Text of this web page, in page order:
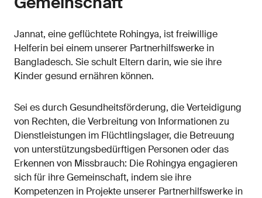
Jannat, eine geflüchtete Rohingya, ist freiwillige
Helferin bei einem unserer Partnerhilfswerke in
Bangladesch. Sie schult Eltern darin, wie sie ihre
Kinder gesund ernähren können.
Sei es durch Gesundheitsförderung, die Verteidigung
von Rechten, die Verbreitung von Informationen zu
Dienstleistungen im Flüchtlingslager, die Betreuung
von unterstützungsbedürftigen Personen oder das
Erkennen von Missbrauch: Die Rohingya engagieren
sich für ihre Gemeinschaft, indem sie ihre
Kompetenzen in Projekte unserer Partnerhilfswerke in